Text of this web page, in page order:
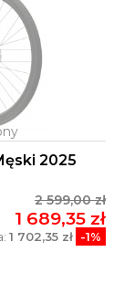
2025
2 599,00 zł
1 689,35 zł
1 702,35 zł -1%